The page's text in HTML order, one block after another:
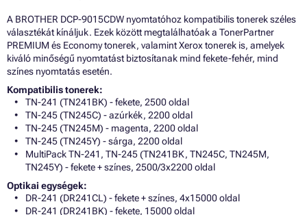
A BROTHER DCP-9015CDW nyomtatóhoz kompatibilis tonerek széles
választékát kínáljuk. Ezek között megtalálhatóak a TonerPartner
PREMIUM és Economy tonerek, valamint Xerox tonerek is, amelyek
kiváló minőségű nyomtatást biztosítanak mind fekete-fehér, mind
színes nyomtatás esetén.
Kompatibilis tonerek:
TN-241 (TN241BK) - fekete, 2500 oldal
TN-245 (TN245C) - azúrkék, 2200 oldal
TN-245 (TN245M) - magenta, 2200 oldal
TN-245 (TN245Y) - sárga, 2200 oldal
MultiPack TN-241, TN-245 (TN241BK, TN245C, TN245M,
TN245Y) - fekete + színes, 2500/3x2200 oldal
Optikai egységek:
DR-241 (DR241CL) - fekete + színes, 4x15000 oldal
DR-241 (DR241BK) - fekete, 15000 oldal